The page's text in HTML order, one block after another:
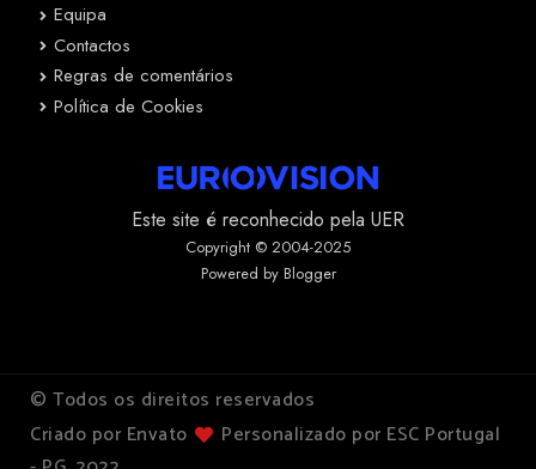
Equipa
Contactos
Regras de comentários
Política de Cookies
Este site é reconhecido pela UER
Copyright © 2004-2025
Powered by Blogger
© Todos os direitos reservados
Criado por Envato
Personalizado por ESC Portugal